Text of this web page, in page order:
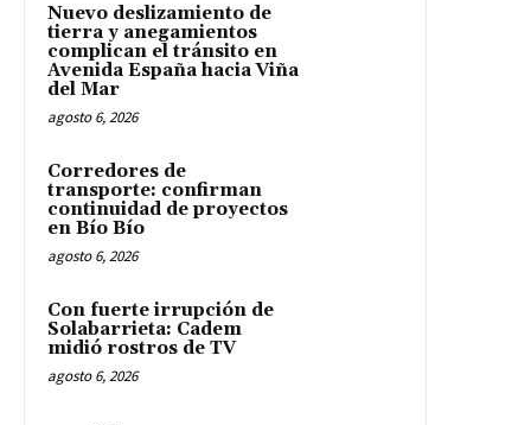
Nuevo deslizamiento de
tierra y anegamientos
complican el tránsito en
Avenida España hacia Viña
del Mar
agosto 6, 2026
Corredores de
transporte: confirman
continuidad de proyectos
en Bío Bío
agosto 6, 2026
Con fuerte irrupción de
Solabarrieta: Cadem
midió rostros de TV
agosto 6, 2026